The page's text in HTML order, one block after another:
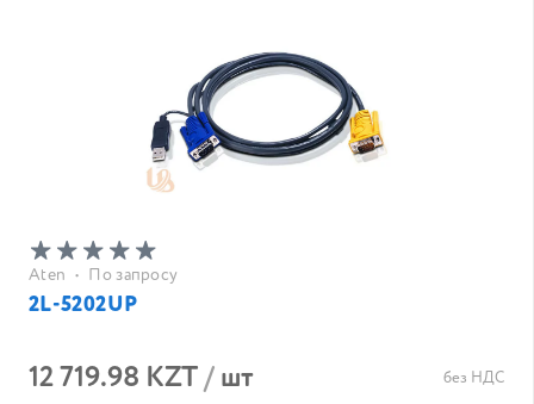
Aten • По запросу
2L-5202UP
12 719.98 KZT/шт без НДС